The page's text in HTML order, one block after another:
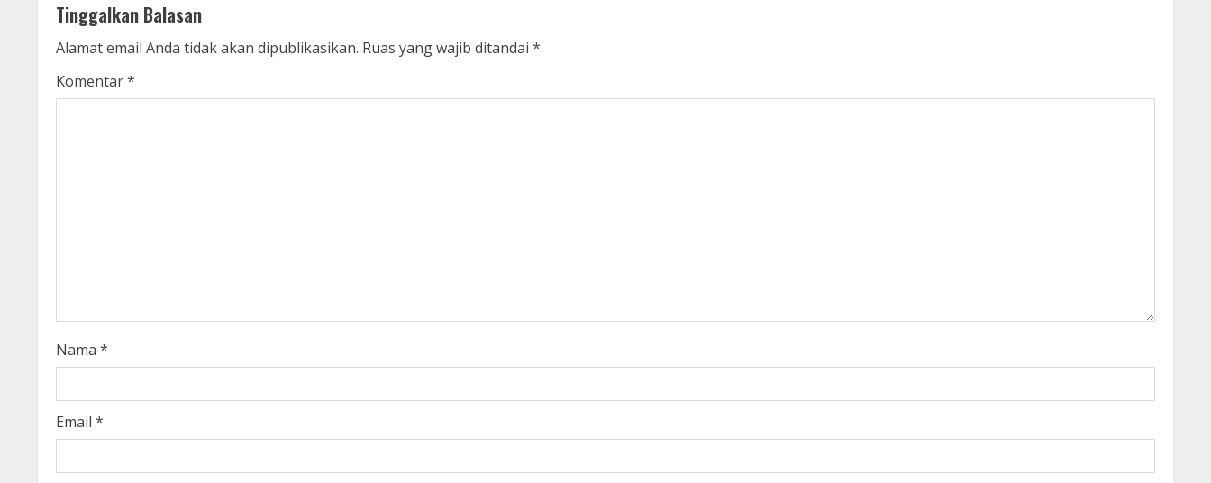
i
n
u
i
n
g
Tinggalkan Balasan
Alamat email Anda tidak akan dipublikasikan. Ruas yang wajib ditandai *
Komentar*
Nama *
Email *